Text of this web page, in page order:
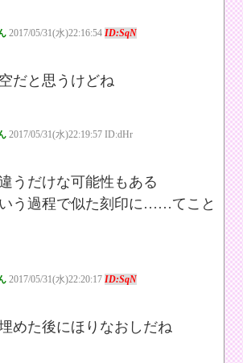
2017/05/31(水)22:16:54 ID:SqN
だと思うけどね
2017/05/31(水)22:19:57 ID:dHr
うだけな可能性もある
う過程で似た刻印に……てこと
2017/05/31(水)22:20:17 ID:SqN
めた後にほりなおしだね